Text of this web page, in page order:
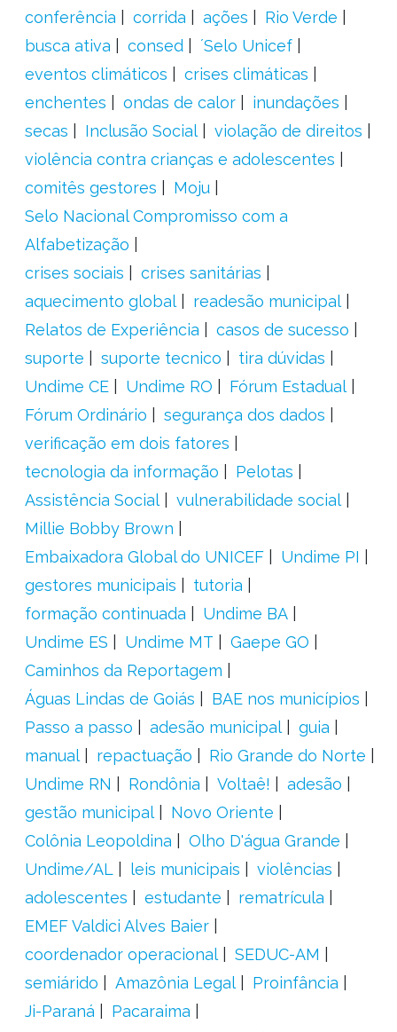
conferência
corrida ações
Rio Verde
busca ativa
consed
´Selo Unicef
eventos climáticos
crises climáticas
enchentes
ondas de calor
inundações
secas
Inclusão Social
violação de direitos
violência contra crianças e adolescentes
comitês gestores
Moju
Selo Nacional Compromisso com a
Alfabetização
crises sociais
crises sanitárias
aquecimento global
readesão municipal
Relatos de Experiência
casos de sucesso
suporte
suporte tecnico
tira dúvidas
Undime CE
Undime RO
Fórum Estadual
Fórum Ordinário
segurança dos dados
verificação em dois fatores
tecnologia da informação
Pelotas
Assistência Social
vulnerabilidade social
Millie Bobby Brown
Embaixadora Global do UNICEF
Undime PI
gestores municipais
tutoria
formação continuada
Undime BA
Undime ES
Undime MT
Gaepe GO
Caminhos da Reportagem
Águas Lindas de Goiás
BAE nos municípios
Passo a passo
adesão municipal
guia
manual
repactuação
Rio Grande do Norte
Undime RN
Rondônia Voltaê!
adesão
gestão municipal
Novo Oriente
Colônia Leopoldina
Olho D'água Grande
Undime/AL
leis municipais
violências
adolescentes
estudante
rematrícula
EMEF Valdici Alves Baier
coordenador operacional
SEDUC-AM
semiárido
Amazônia Legal
Proinfância
Ji-Paraná
Pacaraima